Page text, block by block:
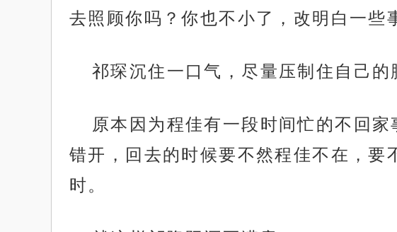
去照顾你吗？你也不小了，改明白一些
祁琛沉住一口气，尽量压制住自己的
原本因为程佳有一段时间忙的不回
错开，回去的时候要不然程佳不在，
时。